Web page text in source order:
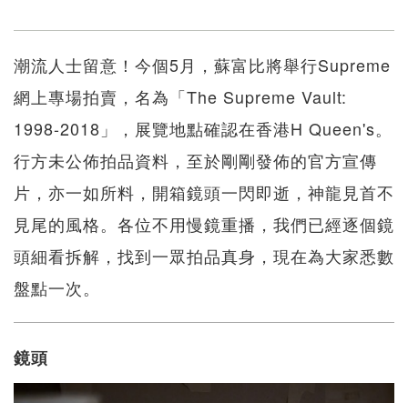
潮流人士留意！今個5月，蘇富比將舉行Supreme
網上專場拍賣，名為「The Supreme Vault:
1998-2018」，展覽地點確認在香港H Queen's。
行方未公佈拍品資料，至於剛剛發佈的官方宣傳
片，亦一如所料，開箱鏡頭一閃即逝，神龍見首不
見尾的風格。各位不用慢鏡重播，我們已經逐個鏡
頭細看拆解，找到一眾拍品真身，現在為大家悉數
盤點一次。
鏡頭